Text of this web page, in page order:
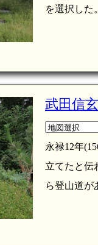
を選択した
武田信
永禄12年
立てたと伝
ら登山道が